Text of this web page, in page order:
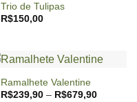
Trio de Tulipas
R$150,00
Ramalhete Valentine
R$239,90 – R$679,90Price